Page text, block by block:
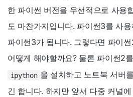
한 파이썬 버전을 우선적으로 사용
도 마찬가지입니다. 파이썬3를 사
파이썬3가 됩니다. 그렇다면 파이
어떻게 해야할까요? 물론 파이썬2
ipython 을 설치하고 노트북 서버
긴 합니다. 하지만 앞서 다중 커널